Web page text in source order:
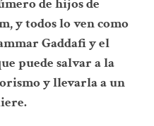
de hijos de
y todos lo ven como
Gaddafi y el
puede salvar a la
y llevarla a un